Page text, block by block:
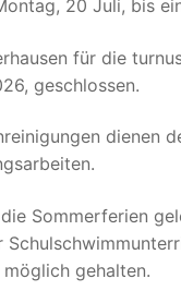
20 Juli, bis
für die
geschlossen.
dienen
Sommerferien
gehalten.